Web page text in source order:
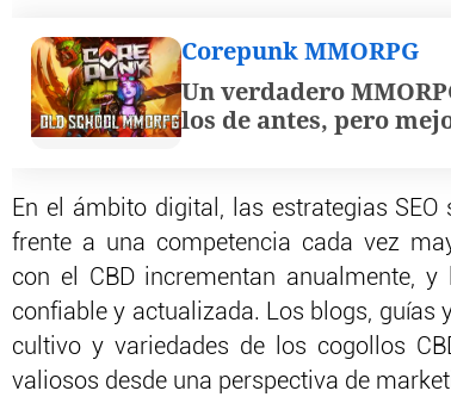
Corepunk MMORPG
Un verdadero
los de antes, pero
En el ámbito digital, las estrategias
frente a una competencia cada vez
con el CBD incrementan anualmente,
confiable y actualizada. Los blogs, guías
cultivo y variedades de los cogollos
valiosos desde una perspectiva de